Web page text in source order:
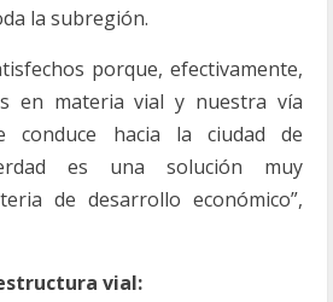
la subregión.
porque, efectivamente,
en materia vial y nuestra vía
conduce hacia la ciudad de
es una solución muy
de desarrollo económico”,
vial: